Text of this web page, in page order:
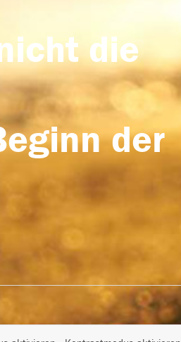
die
der